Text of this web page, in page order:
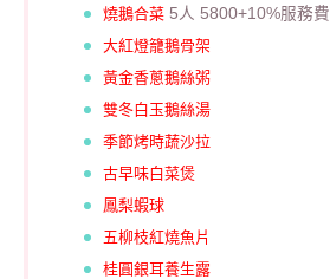
燒鵝合菜 5人 5800+10%服務費
大紅燈籠鵝骨架
黃金香蔥鵝絲粥
雙冬白玉鵝絲湯
季節烤時蔬沙拉
古早味白菜煲
鳳梨蝦球
五柳枝紅燒魚片
桂圓銀耳養生露